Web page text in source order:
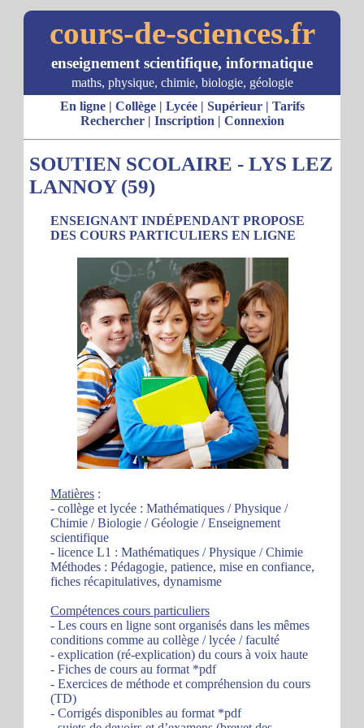
cours-de-sciences.fr
enseignement scientifique, informatique
maths, physique, chimie, biologie, géologie
En ligne| Collège| Lycée| Supérieur| Tarifs
Rechercher| Inscription | Connexion
SOUTIEN SCOLAIRE - LYS LEZ
LANNOY (59)
ENSEIGNANT INDÉPENDANT PROPOSE
DES COURS PARTICULIERS EN LIGNE
Matières :
- collège et lycée : Mathématiques / Physique /
Chimie / Biologie / Géologie / Enseignement
scientifique
- licence L1 : Mathématiques / Physique / Chimie
Méthodes : Pédagogie, patience, mise en confiance,
fiches récapitulatives, dynamisme
Compétences cours particuliers
- Les cours en ligne sont organisés dans les mêmes
conditions comme au collège / lycée / faculté
- explication (ré-explication) du cours à voix haute
- Fiches de cours au format *pdf
- Exercices de méthode et compréhension du cours
(TD)
- Corrigés disponibles au format *pdf